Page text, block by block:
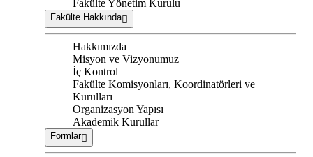
Fakülte Yönetim Kurulu
Fakülte Hakkında
Hakkımızda
Misyon ve Vizyonumuz
İç Kontrol
Fakülte Komisyonları, Koordinatörleri ve
Kurulları
Organizasyon Yapısı
Akademik Kurullar
Formlar